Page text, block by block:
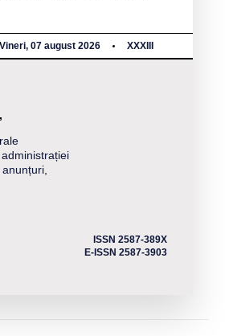
Vineri, 07 august 2026 XXXIII
ISSN 2587-389X
E-ISSN 2587-3903